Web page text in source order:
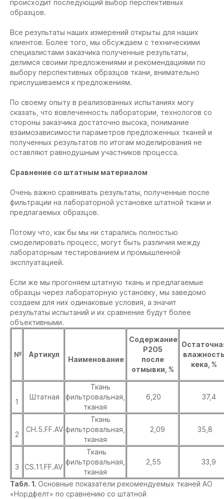
происходит последующий выбор перспективных
образцов.
Все результаты наших измерений открыты для наших
клиентов. Более того, мы обсуждаем с техническими
специалистами заказчика полученные результаты,
делимся своими предложениями и рекомендациями по
выбору перспективных образцов ткани, внимательно
прислушиваемся к предложениям.
По своему опыту в реализованных испытаниях могу
сказать, что вовлеченность лаборатории, технологов со
стороны заказчика достаточно высока, понимание
взаимозависимости параметров предложенных тканей и
полученных результатов по итогам моделирования не
оставляют равнодушным участников процесса.
Сравнение со штатным материалом
Очень важно сравнивать результаты, полученные после
фильтрации на лабораторной установке штатной ткани и
предлагаемых образцов.
Потому что, как бы мы ни старались полностью
смоделировать процесс, могут быть различия между
лабораторным тестированием и промышленной
эксплуатацией.
Если же мы прогоняем штатную ткань и предлагаемые
образцы через лабораторную установку, мы заведомо
создаем для них одинаковые условия, а значит
результаты испытаний и их сравнение будут более
объективными.
№ Артикул
Наименование
Содержание
Р2О5
после
отмывки, %
кека, %
1
Штатная
Ткань
фильтровальная,
тканая
6,20 37,4
2
CH.5.FF.AV
Ткань
фильтровальная,
тканая
2,09 35,8
3 CS.11.FF.AV
Ткань
фильтровальная,
тканая
2,55 33,9
Табл. 1. Основные показатели рекомендуемых тканей АО
«Нордфелт» по сравнению со штатной